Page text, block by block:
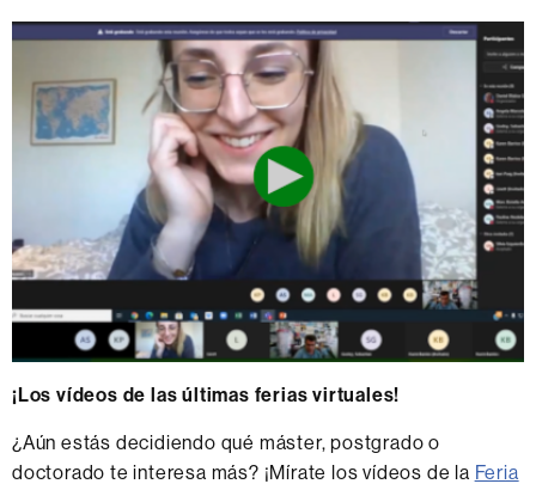
¡Los vídeos de las últimas ferias virtuales!
¿Aún estás decidiendo qué máster, postgrado o
doctorado te interesa más? ¡Mírate los vídeos de la Feria